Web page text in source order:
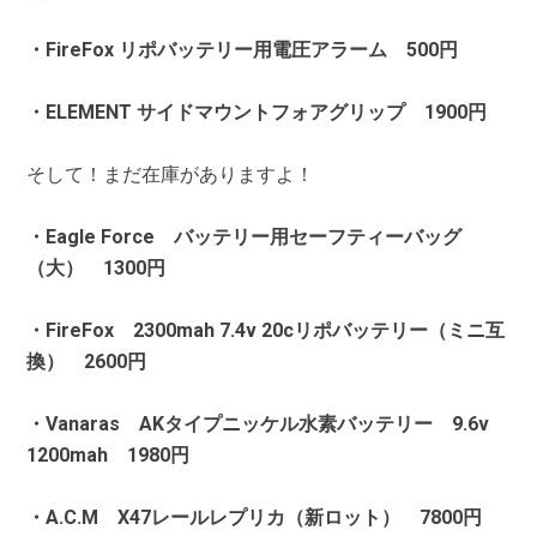
・FireFox リポバッテリー用電圧アラーム 500円
・ELEMENT サイドマウントフォアグリップ 1900円
そして！まだ在庫がありますよ！
・Eagle Force バッテリー用セーフティーバッグ
（大） 1300円
・FireFox 2300mah 7.4v 20cリポバッテリー（ミニ互
換） 2600円
・Vanaras AKタイプニッケル水素バッテリー 9.6v
1200mah 1980円
・A.C.M X47レールレプリカ（新ロット） 7800円